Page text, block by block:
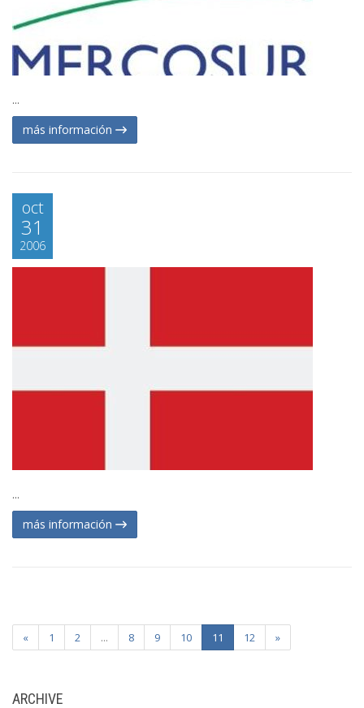
...
más información
oct
31
2006
...
más información
« 1 2 ... 8 9 10 11 12 »
ARCHIVE